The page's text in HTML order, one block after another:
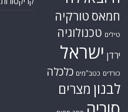
חמאס טורקיה
טילים טכנולוגיה
ירדן ישראל
כורדים כטב"מים כלכלה
לבנון מצרים